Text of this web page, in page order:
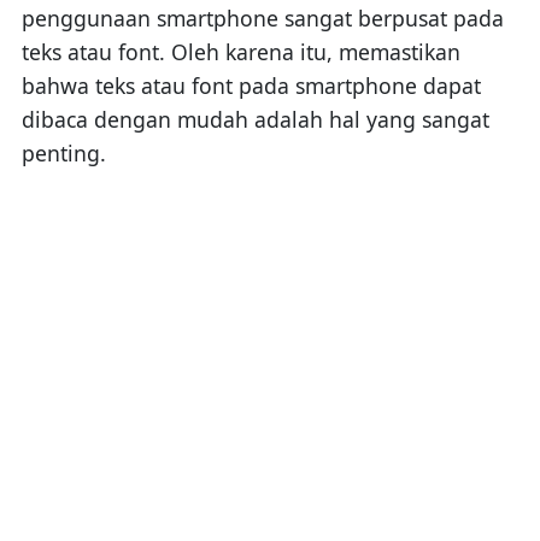
penggunaan smartphone sangat berpusat pada
teks atau font. Oleh karena itu, memastikan
bahwa teks atau font pada smartphone dapat
dibaca dengan mudah adalah hal yang sangat
penting.